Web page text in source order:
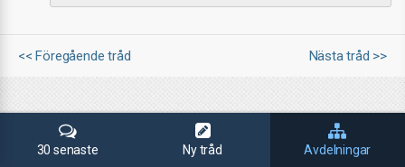
<< Föregående tråd Nästa tråd >>
30 senaste Ny tråd Avdelningar